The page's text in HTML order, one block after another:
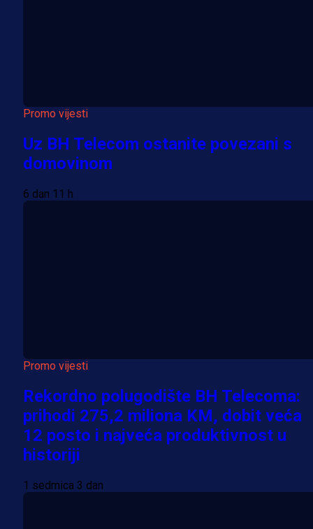
Promo vijesti
Uz BH Telecom ostanite povezani s
domovinom
6 dan 11 h
Promo vijesti
Rekordno polugodište BH Telecoma:
prihodi 275,2 miliona KM, dobit veća
12 posto i najveća produktivnost u
historiji
1 sedmica 3 dan